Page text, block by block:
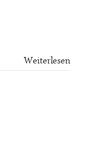
Weiterlesen